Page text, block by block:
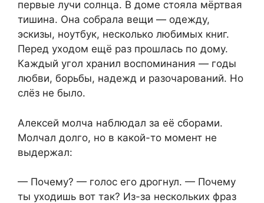
первые лучи солнца. В доме стояла мёртвая
тишина. Она собрала вещи — одежду,
эскизы, ноутбук, несколько любимых книг.
Перед уходом ещё раз прошлась по дому.
Каждый угол хранил воспоминания — годы
любви, борьбы, надежд и разочарований. Но
слёз не было.
Алексей молча наблюдал за её сборами.
Молчал долго, но в какой-то момент не
выдержал:
— Почему? — голос его дрогнул. — Почему
ты уходишь вот так? Из-за нескольких фраз